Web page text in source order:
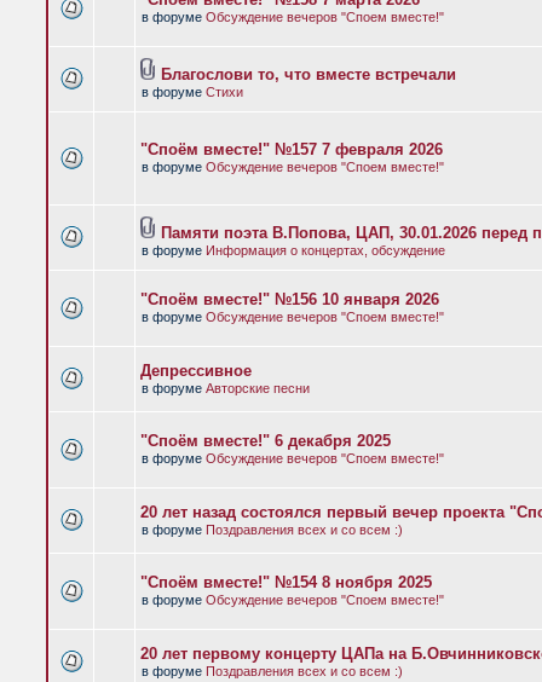
в форуме Обсуждение вечеров "Споем вместе!"
Благослови то, что вместе встречали
в форуме Стихи
"Споём вместе!" №157 7 февраля 2026
в форуме Обсуждение вечеров "Споем вместе!"
Памяти поэта В.Попова, ЦАП, 30.01.2026 перед
в форуме Информация о концертах, обсуждение
"Споём вместе!" №156 10 января 2026
в форуме Обсуждение вечеров "Споем вместе!"
Депрессивное
в форуме Авторские песни
"Споём вместе!" 6 декабря 2025
в форуме Обсуждение вечеров "Споем вместе!"
20 лет назад состоялся первый вечер проекта
в форуме Поздравления всех и со всем :)
"Споём вместе!" №154 8 ноября 2025
в форуме Обсуждение вечеров "Споем вместе!"
20 лет первому концерту ЦАПа на
в форуме Поздравления всех и со всем :)